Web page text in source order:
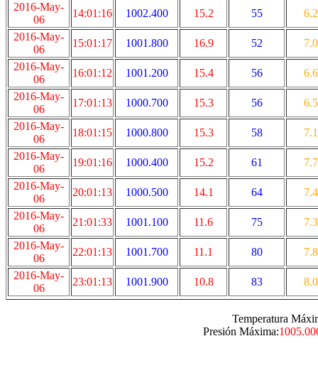
2016-May-
06
14:01:16 1002.400 15.2 55
6.2
2016-May-
06
15:01:17 1001.800 16.9 52
7.0
2016-May-
06
16:01:12 1001.200 15.4 56
6.6
2016-May-
06
17:01:13 1000.700 15.3 56
6.5
2016-May-
06
18:01:15 1000.800 15.3 58
7.1
2016-May-
06
19:01:16 1000.400 15.2 61
7.7
2016-May-
06
20:01:13 1000.500 14.1 64
7.4
2016-May-
06
21:01:33 1001.100 11.6 75
7.3
2016-May-
06
22:01:13 1001.700 11.1 80
7.8
2016-May-
06
23:01:13 1001.900 10.8 83 8.0
Temperatura
Presión Máxima: